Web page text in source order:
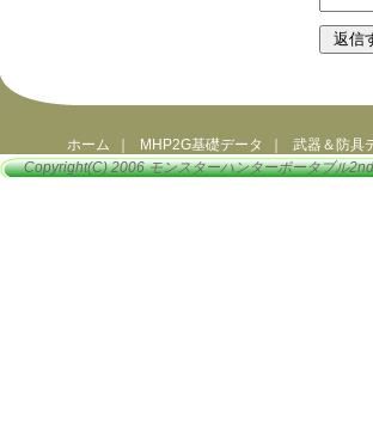
ホーム MHP2G基礎データ 武器＆防具
Copyright(C) 2006モンスターハンターポータブル